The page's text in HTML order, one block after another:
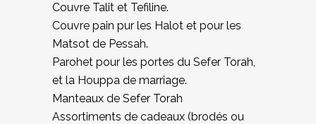
Couvre Talit et Tefiline.
Couvre pain pur les Halot et pour les
Matsot de Pessah.
Parohet pour les portes du Sefer Torah,
et la Houppa de marriage.
Manteaux de Sefer Torah
Assortiments de cadeaux (brodés ou